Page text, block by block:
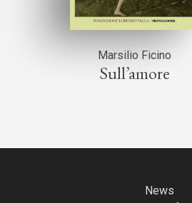
Marsilio Ficino
Sull’amore
News